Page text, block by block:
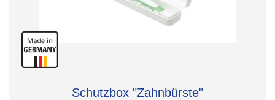
Schutzbox "Zahnbürste"